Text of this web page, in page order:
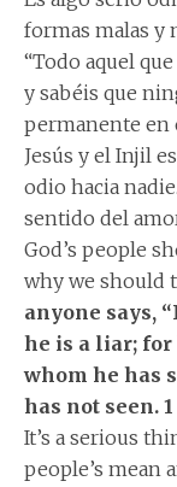
formas malas y
“Todo aquel
y sabéis que
permanente en
Jesús y el Injil
odio hacia
sentido del
God’s people
why we should
anyone says,
he is a liar; for
whom he has
has not seen.
It’s a serious
people’s mean